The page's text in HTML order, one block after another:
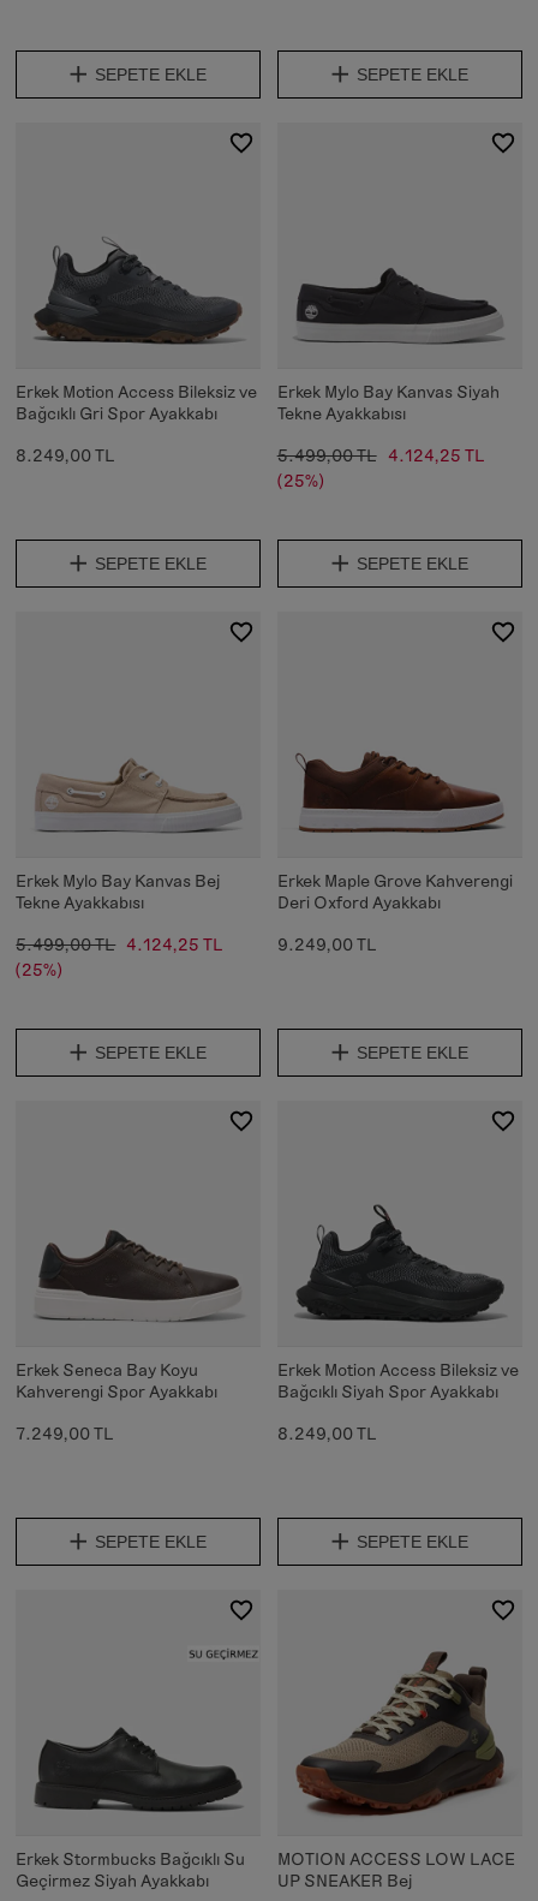
SEPETE EKLE SEPETE EKLE
Erkek Motion Access Bileksiz ve
Bağcıklı Gri Spor Ayakkabı
8.249,00 TL
SEPETE EKLE
Erkek Mylo Bay Kanvas Siyah
Tekne Ayakkabısı
5.499,00 TL 4.124,25 TL
(25%)
SEPETE EKLE
Erkek Mylo Bay Kanvas Bej
Tekne Ayakkabısı
5.499,00 TL 4.124,25 TL
(25%)
SEPETE EKLE
Erkek Maple Grove Kahverengi
Deri Oxford Ayakkabı
9.249,00 TL
SEPETE EKLE
Erkek Seneca Bay Koyu
Kahverengi Spor Ayakkabı
7.249,00 TL
SEPETE EKLE
Erkek Motion Access Bileksiz ve
Bağcıklı Siyah Spor Ayakkabı
8.249,00 TL
SEPETE EKLE
Erkek Stormbucks Bağcıklı Su
Geçirmez Siyah Ayakkabı
MOTION ACCESS LOW LACE
UP SNEAKER Bej